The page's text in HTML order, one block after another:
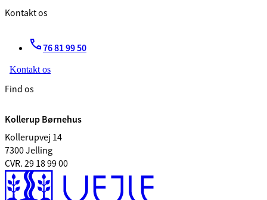
Kontakt os
76 81 99 50
Kontakt os
Find os
Kollerup Børnehus
Kollerupvej 14
7300 Jelling
CVR. 29 18 99 00